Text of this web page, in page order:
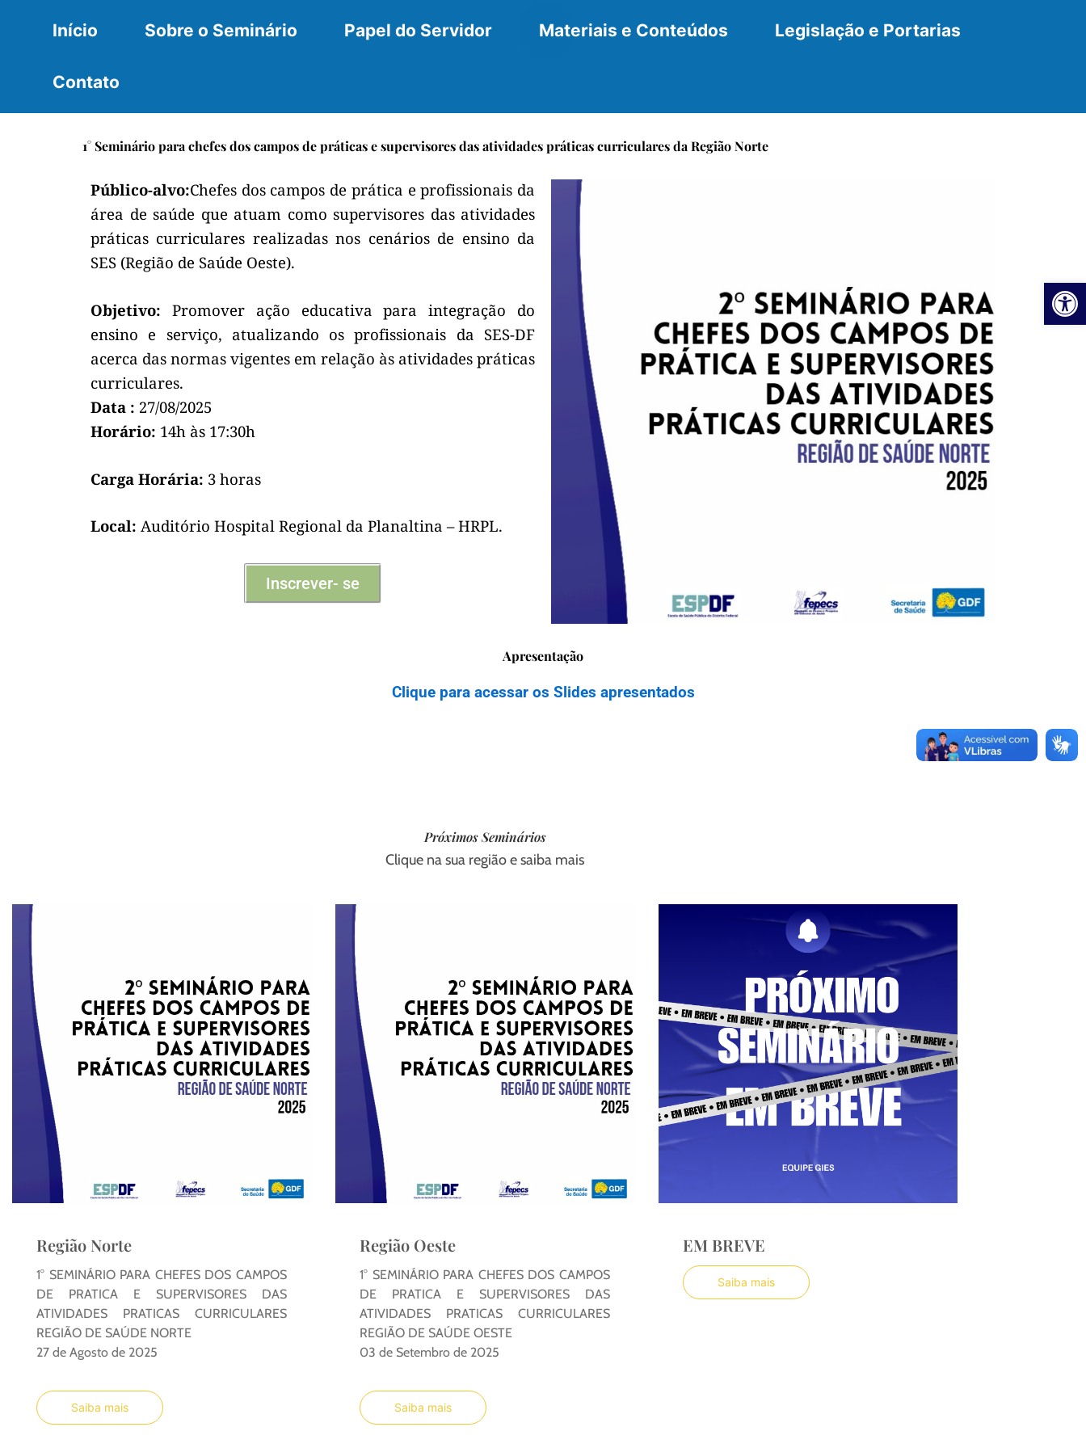
conteúdo
Início Sobre o Seminário Papel do Servidor Materiais e Conteúdos Legislação e Portarias
Contato
1° Seminário para chefes dos campos de práticas e supervisores das atividades práticas curriculares da Região Norte
Público-alvo:Chefes dos campos de prática e profissionais da
área de saúde que atuam como supervisores das atividades
práticas curriculares realizadas nos cenários de ensino da
SES (Região de Saúde Oeste).
Objetivo: Promover ação educativa para integração do
ensino e serviço, atualizando os profissionais da SES-DF
acerca das normas vigentes em relação às atividades práticas
curriculares.
Data : 27/08/2025
Horário: 14h às 17:30h
Carga Horária: 3 horas
Local: Auditório Hospital Regional da Planaltina – HRPL.
Inscrever- se
Apresentação
Clique para acessar os Slides apresentados
Próximos Seminários
Clique na sua região e saiba mais
Região Norte
1° SEMINÁRIO PARA CHEFES DOS CAMPOS
DE PRATICA E SUPERVISORES DAS
ATIVIDADES PRATICAS CURRICULARES
REGIÃO DE SAÚDE NORTE
27 de Agosto de 2025
Saiba mais
Região Oeste
1° SEMINÁRIO PARA CHEFES DOS CAMPOS
DE PRATICA E SUPERVISORES DAS
ATIVIDADES PRATICAS CURRICULARES
REGIÃO DE SAÚDE OESTE
03 de Setembro de 2025
Saiba mais
EM BREVE
Saiba mais